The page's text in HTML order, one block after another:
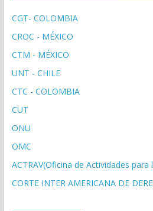
CGT- COLOMBIA
CROC - MÉXICO
CTM - MÉXICO
UNT - CHILE
CTC - COLOMBIA
CUT
ONU
OMC
ACTRAV(Oficina de Actividades
CORTE INTER AMERICANA DE